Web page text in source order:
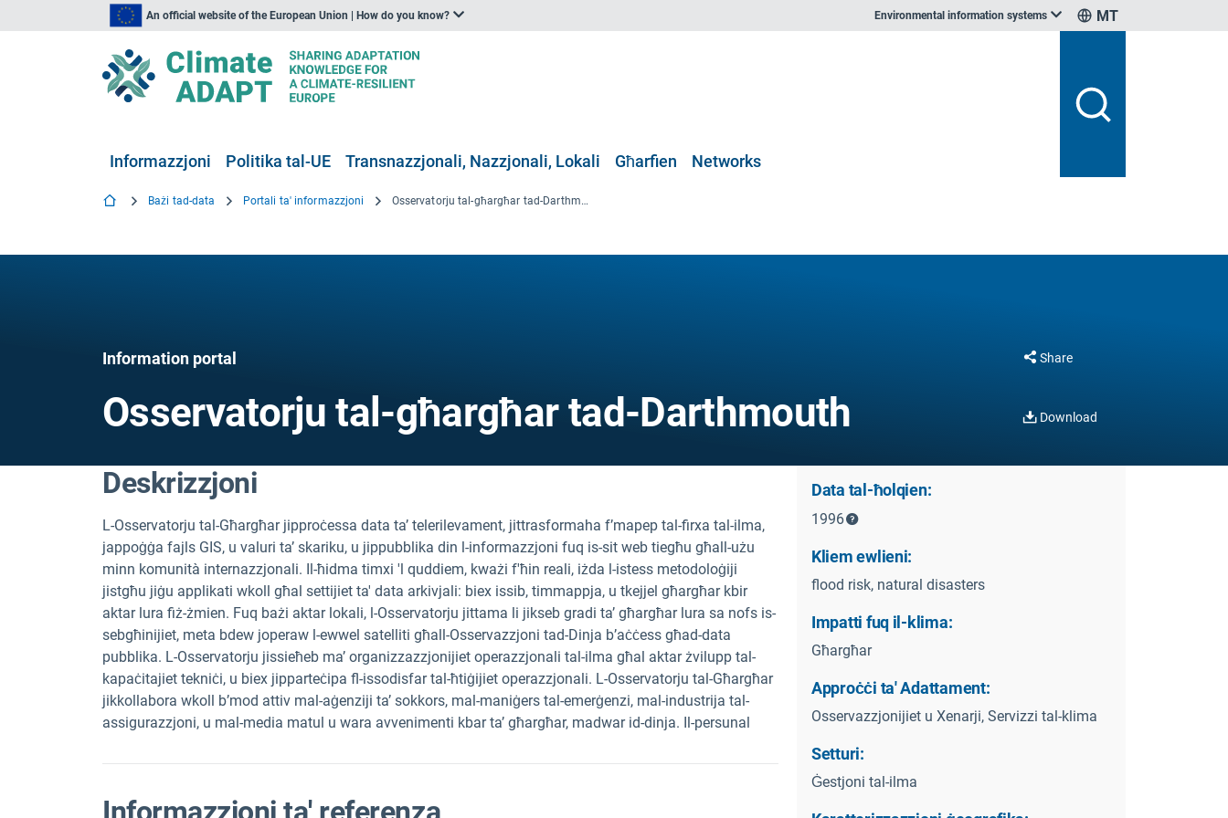
An official website of the European Union | How do you know? Environmental information systems MT
Informazzjoni Politika tal-UE Transnazzjonali, Nazzjonali, Lokali Għarfien Networks
Bażi tad-data Portali ta' informazzjoni Osservatorju tal-għargħar tad-Darthmouth
Information portal
Osservatorju tal-għargħar tad-Darthmouth
Share
Download
Deskrizzjoni
L-Osservatorju tal-Għargħar jipproċessa data ta’ telerilevament, jittrasformaha f’mapep tal-firxa tal-ilma,
jappoġġa fajls GIS, u valuri ta’ skariku, u jippubblika din l-informazzjoni fuq is-sit web tiegħu għall-użu
minn komunità internazzjonali. Il-ħidma timxi 'l quddiem, kważi f'ħin reali, iżda l-istess metodoloġiji
jistgħu jiġu applikati wkoll għal settijiet ta' data arkivjali: biex issib, timmappja, u tkejjel għargħar kbir
aktar lura fiż-żmien. Fuq bażi aktar lokali, l-Osservatorju jittama li jikseb gradi ta’ għargħar lura sa nofs is-
sebgħinijiet, meta bdew joperaw l-ewwel satelliti għall-Osservazzjoni tad-Dinja b’aċċess għad-data
pubblika. L-Osservatorju jissieħeb ma’ organizzazzjonijiet operazzjonali tal-ilma għal aktar żvilupp tal-
kapaċitajiet tekniċi, u biex jipparteċipa fl-issodisfar tal-ħtiġijiet operazzjonali. L-Osservatorju tal-Għargħar
jikkollabora wkoll b’mod attiv mal-aġenziji ta’ sokkors, mal-maniġers tal-emerġenzi, mal-industrija tal-
assigurazzjoni, u mal-media matul u wara avvenimenti kbar ta’ għargħar, madwar id-dinja. Il-persunal
Data tal-ħolqien:
1996
Kliem ewlieni:
flood risk, natural disasters
Impatti fuq il-klima:
Għargħar
Approċċi ta' Adattament:
Osservazzjonijiet u Xenarji, Servizzi tal-klima
Setturi:
Ġestjoni tal-ilma